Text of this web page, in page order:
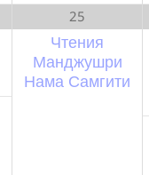
25
Чтения
Манджушри
Нама Самгити